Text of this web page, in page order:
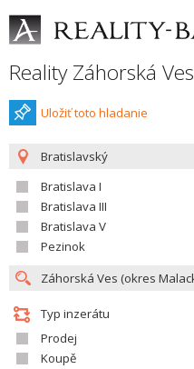
Reality Záhorská Ves
Uložiť toto hladanie
Bratislavský
Bratislava I
Bratislava III
Bratislava V
Pezinok
Typ inzerátu
Prodej
Koupě